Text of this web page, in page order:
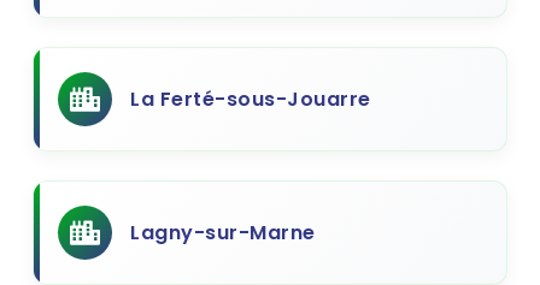
La Ferté-sous-Jouarre
Lagny-sur-Marne